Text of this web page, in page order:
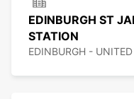
EDINBURGH ST
STATION
EDINBURGH -